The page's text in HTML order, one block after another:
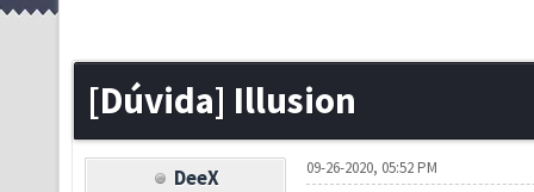
[Dúvida] Illusion
DeeX 09-26-2020, 05:52 PM